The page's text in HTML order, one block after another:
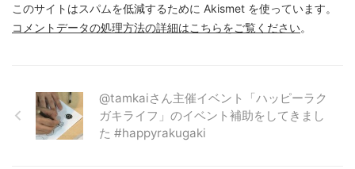
このサイトはスパムを低減するために Akismet を使っています。
コメントデータの処理方法の詳細はこちらをご覧ください。
@tamkaiさん主催イベント「ハッピーラク
ガキライフ」のイベント補助をしてきまし
た #happyrakugaki